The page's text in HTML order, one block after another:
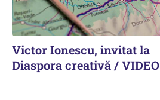
Victor Ionescu, invitat la
Diaspora creativă / VIDEO